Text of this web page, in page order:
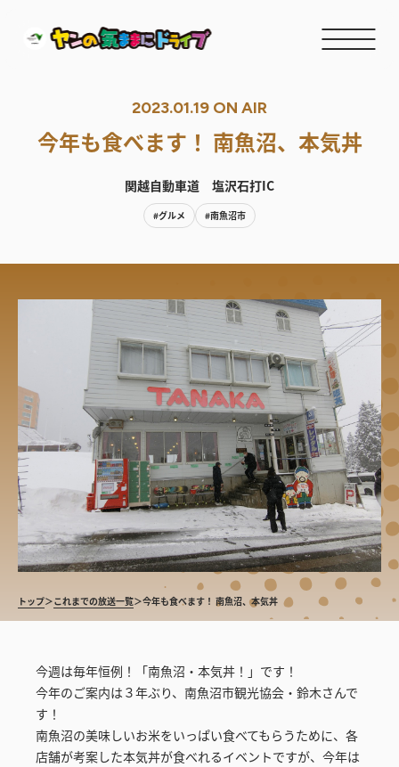
2023.01.19 ON AIR
今年も食べます！ 南魚沼、本気丼
関越自動車道 塩沢石打IC
#グルメ #南魚沼市
トップ＞これまでの放送一覧＞今年も食べます！ 南魚沼、本気丼
今週は毎年恒例！「南魚沼・本気丼！」です！
今年のご案内は３年ぶり、南魚沼市観光協会・鈴木さんで
す！
南魚沼の美味しいお米をいっぱい食べてもらうために、各
店舗が考案した本気丼が食べれるイベントですが、今年は